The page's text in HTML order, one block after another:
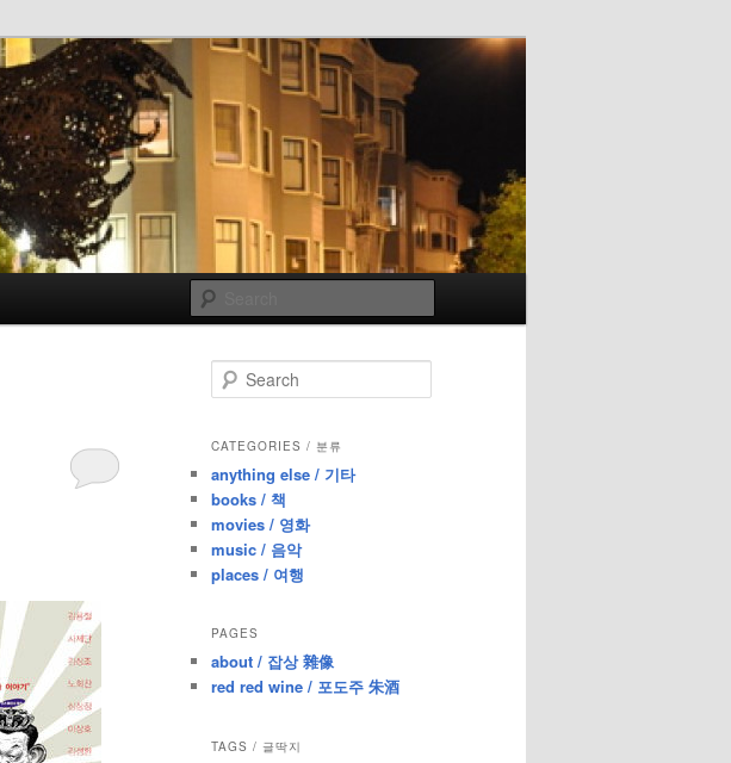
e
r
h
CATEGORIES / 분류
anything else / 기타
books / 책
movies / 영화
music / 음악
places / 여행
PAGES
about / 잡상 雜像
red red wine / 포도주 朱酒
TAGS / 글딱지